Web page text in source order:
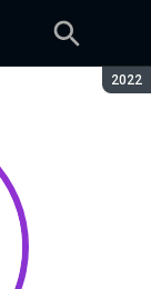
2022